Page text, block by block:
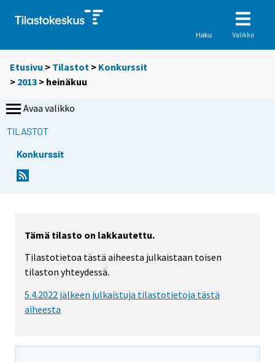
Haku Valikko
Etusivu > Tilastot > Konkurssit
> 2013 > heinäkuu
Avaa valikko
TILASTOT
Konkurssit
Tämä tilasto on lakkautettu.
Tilastotietoa tästä aiheesta julkaistaan toisen
tilaston yhteydessä.
5.4.2022 jälkeen julkaistuja tilastotietoja tästä
aiheesta